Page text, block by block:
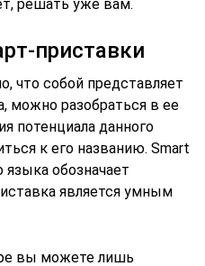
решать уже вам.
приставки
что собой представляет
можно разобраться в ее
потенциала данного
к его названию. Smart
языка обозначает
является умным
вы можете лишь